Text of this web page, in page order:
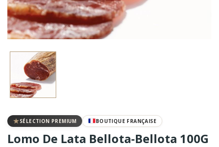
SÉLECTION PREMIUM BOUTIQUE FRANÇAISE
Lomo De Lata Bellota-Bellota 100G